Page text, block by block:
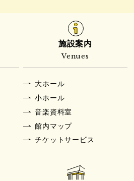
施設案内
Venues
大ホール
小ホール
音楽資料室
館内マップ
チケットサービス